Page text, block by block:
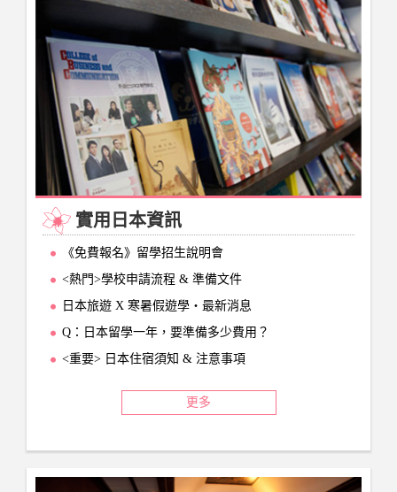
實用日本資訊
《免費報名》留學招生說明會
<熱門>學校申請流程 & 準備文件
日本旅遊 X 寒暑假遊學‧最新消息
Q：日本留學一年，要準備多少費用？
<重要> 日本住宿須知 & 注意事項
更多